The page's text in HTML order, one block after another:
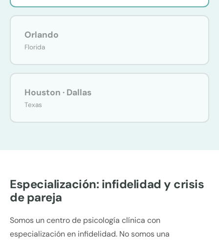
Orlando
Florida
Houston · Dallas
Texas
Especialización: infidelidad y crisis
de pareja
Somos un centro de psicología clínica con
especialización en infidelidad. No somos una